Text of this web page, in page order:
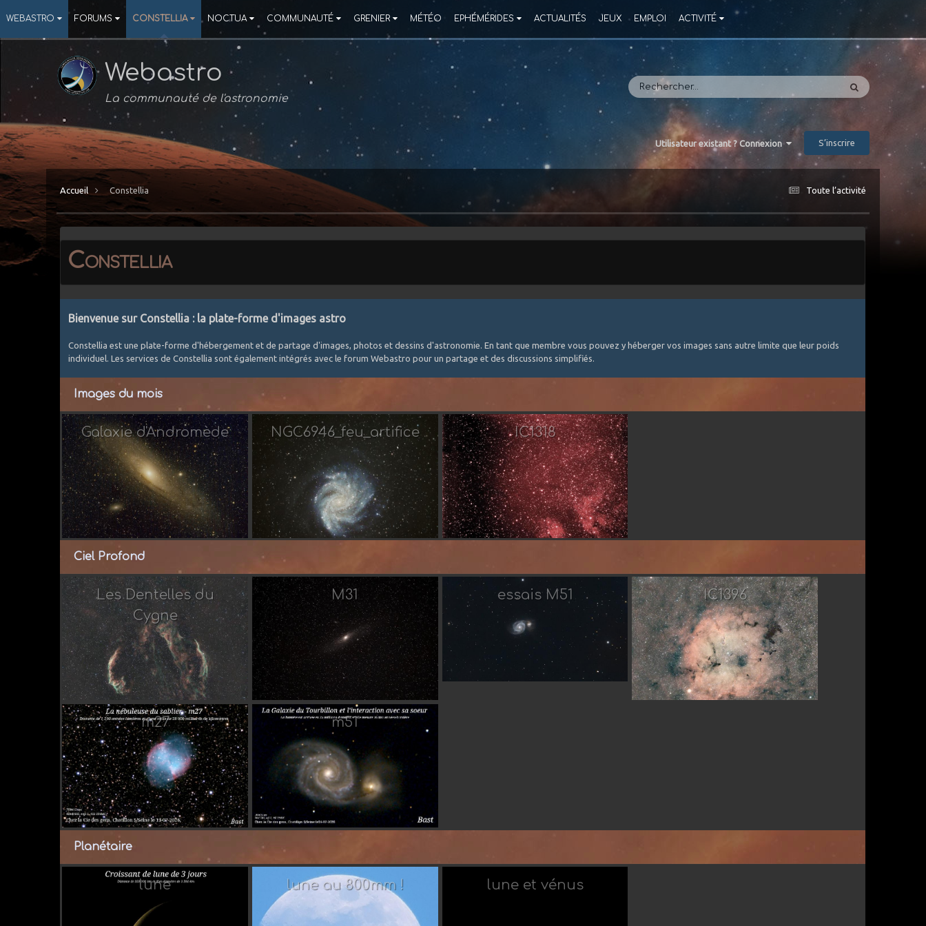
WEBASTRO FORUMS CONSTELLIA NOCTUA COMMUNAUTÉ GRENIER MÉTÉO EPHÉMÉRIDES ACTUALITÉS JEUX EMPLOI ACTIVITÉ
Webastro
La communauté de l'astronomie
Utilisateur existant ? Connexion S’inscrire
Toute l’activité
Accueil Constellia
Constellia
Bienvenue sur Constellia : la plate-forme d'images astro
Constellia est une plate-forme d'hébergement et de partage d'images, photos et dessins d'astronomie. En tant que membre vous pouvez y héberger vos images sans autre limite que leur poids
individuel. Les services de Constellia sont également intégrés avec le forum Webastro pour un partage et des discussions simplifiés.
Images du mois
Galaxie d'Andromède
Par Taorage
NGC6946_feu_artifice
Par Jean-Luc 31
IC1318
Ciel Profond
Les Dentelles du
Cygne
Par Astronono
M31
Par casper07
essais M51
Par toumreg83
IC1396
m27
Par Romehal
m51
Planétaire
lune
Par Romehal
lune au 800mm ! lune et vénus